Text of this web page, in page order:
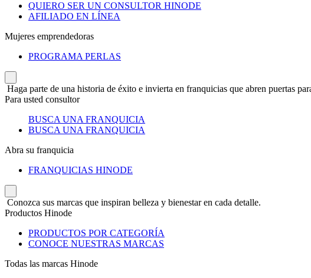
QUIERO SER UN CONSULTOR HINODE
AFILIADO EN LÍNEA
Mujeres emprendedoras
PROGRAMA PERLAS
Haga parte de una historia de éxito e invierta en franquicias que abren puertas
Para usted consultor
BUSCA UNA FRANQUICIA
BUSCA UNA FRANQUICIA
Abra su franquicia
FRANQUICIAS HINODE
Conozca sus marcas que inspiran belleza y bienestar en cada detalle.
Productos Hinode
PRODUCTOS POR CATEGORÍA
CONOCE NUESTRAS MARCAS
Todas las marcas Hinode